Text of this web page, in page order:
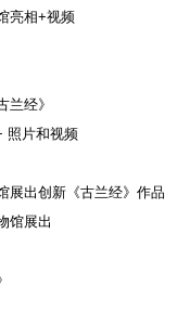
亮相+视频
兰经》
照片和视频
展出创新《古兰经》作品
馆展出